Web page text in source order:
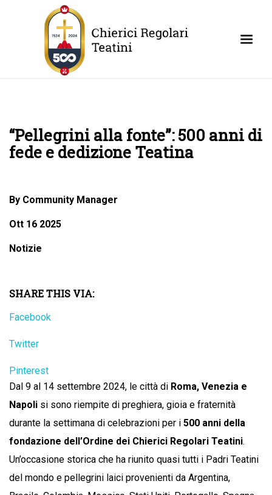
“Pellegrini alla fonte”: 500 anni di
fede e dedizione Teatina
By Community Manager
Ott 16 2025
Notizie
SHARE THIS VIA:
Facebook
Twitter
Pinterest
Dal 9 al 14 settembre 2024, le città di Roma, Venezia e
Napoli si sono riempite di preghiera, gioia e fraternità
durante la settimana di celebrazioni per i 500 anni della
fondazione dell’Ordine dei Chierici Regolari Teatini.
Un’occasione storica che ha riunito quasi tutti i Padri Teatini
del mondo e pellegrini laici provenienti da Argentina,